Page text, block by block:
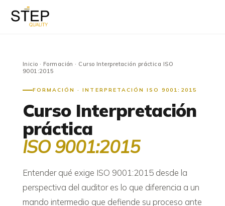
Inicio · Formación · Curso Interpretación práctica ISO
9001:2015
FORMACIÓN · INTERPRETACIÓN ISO 9001:2015
Curso Interpretación
práctica
ISO 9001:2015
Entender qué exige ISO 9001:2015 desde la
perspectiva del auditor es lo que diferencia a un
mando intermedio que defiende su proceso ante